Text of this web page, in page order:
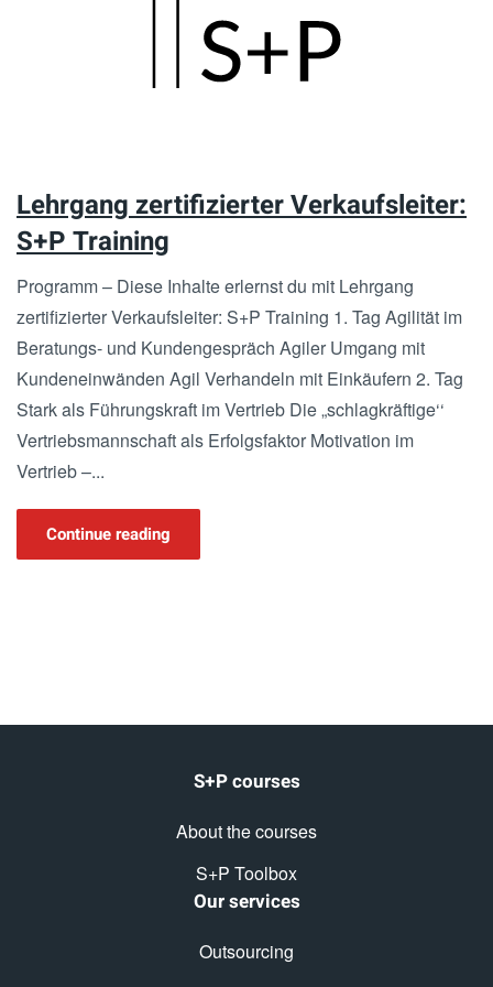
Lehrgang zertifizierter Verkaufsleiter:
S+P Training
Programm – Diese Inhalte erlernst du mit Lehrgang
zertifizierter Verkaufsleiter: S+P Training 1. Tag Agilität im
Beratungs- und Kundengespräch Agiler Umgang mit
Kundeneinwänden Agil Verhandeln mit Einkäufern 2. Tag
Stark als Führungskraft im Vertrieb Die „schlagkräftige‘‘
Vertriebsmannschaft als Erfolgsfaktor Motivation im
Vertrieb –...
Continue reading
S+P courses
About the courses
S+P Toolbox
Our services
Outsourcing